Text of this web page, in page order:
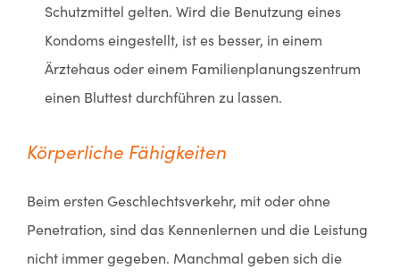
Schutzmittel gelten. Wird die Benutzung eines
Kondoms eingestellt, ist es besser, in einem
Ärztehaus oder einem Familienplanungszentrum
einen Bluttest durchführen zu lassen.
Körperliche Fähigkeiten
Beim ersten Geschlechtsverkehr, mit oder ohne
Penetration, sind das Kennenlernen und die Leistung
nicht immer gegeben. Manchmal geben sich die